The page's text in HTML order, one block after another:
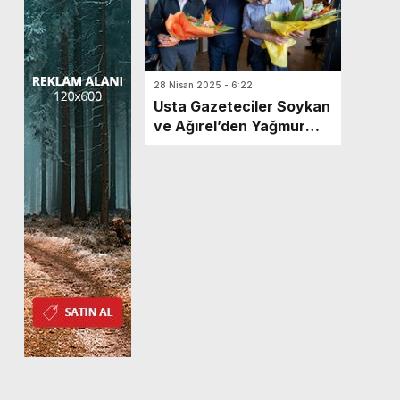
28 Nisan 2025 - 6:22
Usta Gazeteciler Soykan
ve Ağırel’den Yağmur